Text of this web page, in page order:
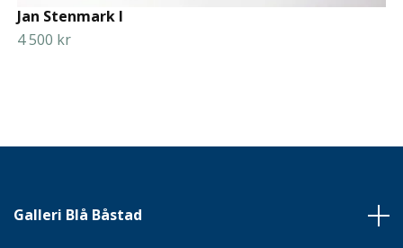
Jan Stenmark I
4 500 kr
Galleri Blå Båstad